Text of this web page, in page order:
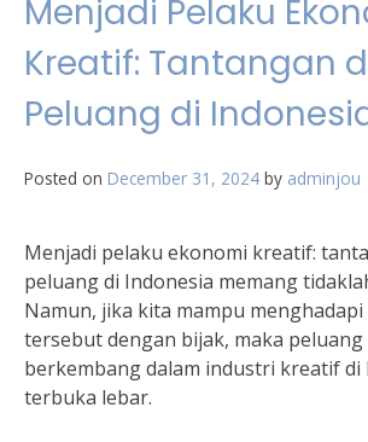
Menjadi Pelaku
Kreatif: Tantangan
Peluang di
Posted on December 31, 2024 by adminjou
Menjadi pelaku ekonomi kreatif:
peluang di Indonesia memang
Namun, jika kita mampu
tersebut dengan bijak, maka
berkembang dalam industri kreatif di
terbuka lebar.